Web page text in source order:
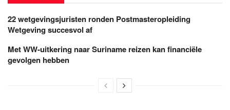
22 wetgevingsjuristen ronden Postmasteropleiding
Wetgeving succesvol af
Met WW-uitkering naar Suriname reizen kan financiële
gevolgen hebben